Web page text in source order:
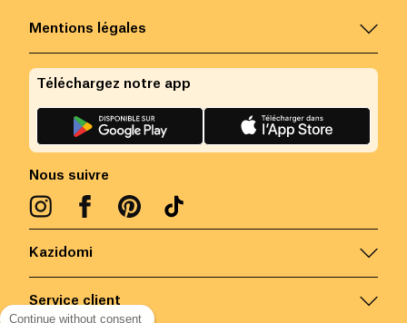
Kazidomi
Service client
Mentions légales
Nous suivre
Téléchargez notre app
Continue without consent